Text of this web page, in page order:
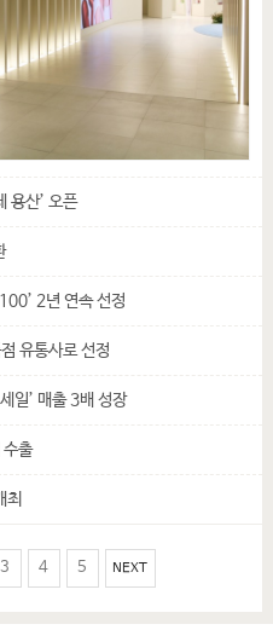
용산’ 오픈
2년 연속 선정
유통사로 선정
일’ 매출 3배 성장
수출
최
3 4 5 NEXT